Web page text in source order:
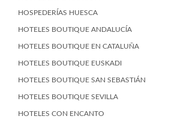
HOSPEDERÍAS HUESCA
HOTELES BOUTIQUE ANDALUCÍA
HOTELES BOUTIQUE EN CATALUÑA
HOTELES BOUTIQUE EUSKADI
HOTELES BOUTIQUE SAN SEBASTIÁN
HOTELES BOUTIQUE SEVILLA
HOTELES CON ENCANTO